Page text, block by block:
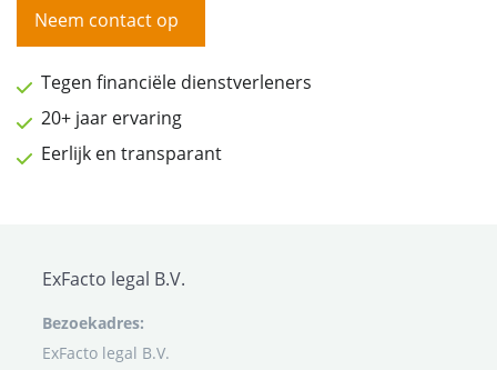
Neem contact op
Tegen financiële dienstverleners
20+ jaar ervaring
Eerlijk en transparant
ExFacto legal B.V.
Bezoekadres:
ExFacto legal B.V.